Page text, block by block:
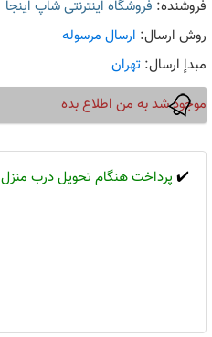
فروشنده: فروشگاه اینترنتی شاپ اینجا
روش ارسال: ارسال مرسوله
مبدإ ارسال: تهران
موجود شد به من اطلاع بده
✔️ پرداخت هنگام تحویل درب منزل